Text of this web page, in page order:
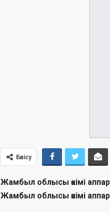
Бөлісу
Жамбыл облысы әкімі
Жамбыл облысы әкімі